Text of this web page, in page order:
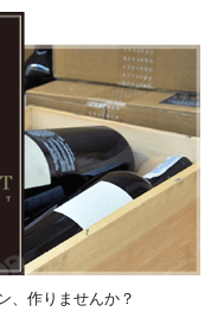
、作りませんか？